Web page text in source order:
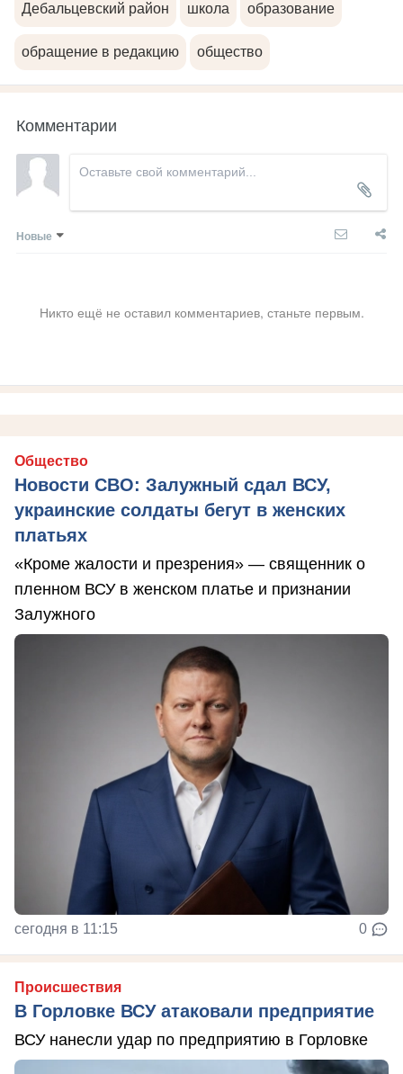
Дебальцевский район школа образование
обращение в редакцию общество
Комментарии
Новые
Никто ещё не оставил комментариев, станьте первым.
Общество
Новости СВО: Залужный сдал ВСУ,
украинские солдаты бегут в женских
платьях
«Кроме жалости и презрения» — священник о
пленном ВСУ в женском платье и признании
Залужного
сегодня в 11:15 0
Происшествия
В Горловке ВСУ атаковали предприятие
ВСУ нанесли удар по предприятию в Горловке